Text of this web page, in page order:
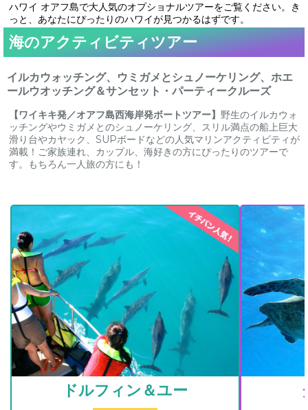
ハワイ オアフ島で大人気のオプショナルツアーをご覧ください。き
っと、あなたにぴったりのハワイが見つかるはずです。
海のアクティビティツアー
イルカウォッチング、ウミガメとシュノーケリング、ホエ
ールウオッチング＆サンセット・パーティークルーズ
【ワイキキ発／オアフ島西海岸発ボートツアー】 野生のイルカウォ
ッチングやウミガメとのシュノーケリング、スリル満点の船上巨大
滑り台やカヤック、SUPボードなどの人気マリンアクティビティが
満載！ご家族連れ、カップル、海好きの方にぴったりのツアーで
す。もちろん一人旅の方にも！
ドルフィン＆ユー